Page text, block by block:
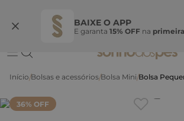
BAIXE O APP
E garanta 15% OFF na
Ganhe 10% OFF na coleção utilizando o
Bolsas e acessórios Bolsa Mini Bolsa
36% OFF